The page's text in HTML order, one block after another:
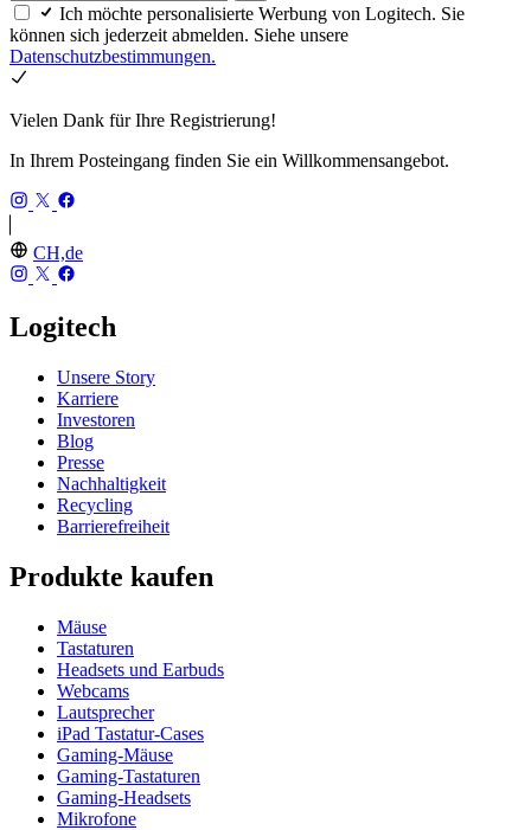
Ich möchte personalisierte Werbung von Logitech. Sie
können sich jederzeit abmelden. Siehe unsere
Datenschutzbestimmungen.
Vielen Dank für Ihre Registrierung!
In Ihrem Posteingang finden Sie ein Willkommensangebot.
CH,de
Logitech
Unsere Story
Karriere
Investoren
Blog
Presse
Nachhaltigkeit
Recycling
Barrierefreiheit
Produkte kaufen
Mäuse
Tastaturen
Headsets und Earbuds
Webcams
Lautsprecher
iPad Tastatur-Cases
Gaming-Mäuse
Gaming-Tastaturen
Gaming-Headsets
Mikrofone